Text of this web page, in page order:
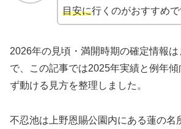
目安に行くのがおすすめで
2026年の見頃・満開時期の確定情報
で、この記事では2025年実績と例年
ず動ける見方を整理しました。
不忍池は上野恩賜公園内にある蓮の名